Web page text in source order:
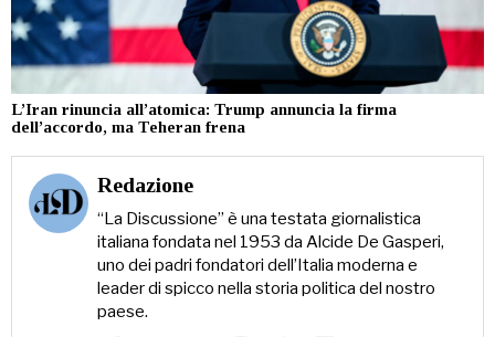
L’Iran rinuncia all’atomica: Trump annuncia la firma
dell’accordo, ma Teheran frena
Redazione
“La Discussione” è una testata giornalistica
italiana fondata nel 1953 da Alcide De Gasperi,
uno dei padri fondatori dell’Italia moderna e
leader di spicco nella storia politica del nostro
paese.